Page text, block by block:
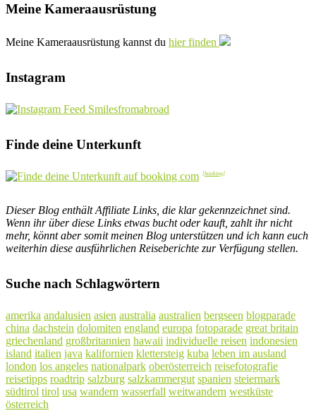
Meine Kameraausrüstung
Meine Kameraausrüstung kannst du hier finden
Instagram
Finde deine Unterkunft
Dieser Blog enthält Affiliate Links, die klar gekennzeichnet sind.
Wenn ihr über diese Links etwas bucht oder kauft, zahlt ihr nicht
mehr, könnt aber somit meinen Blog unterstützen und ich kann euch
weiterhin diese ausführlichen Reiseberichte zur Verfügung stellen.
Suche nach Schlagwörtern
amerika andalusien asien australia australien bergseen blogparade
china dachstein dolomiten england europa fotoparade great britain
griechenland großbritannien hawaii individuelle reisen indonesien
island italien java kalifornien klettersteig kuba leben im ausland
london los angeles nationalpark oberösterreich reisefotografie
reisetipps roadtrip salzburg salzkammergut spanien steiermark
südtirol tirol usa wandern wasserfall weitwandern westküste
österreich